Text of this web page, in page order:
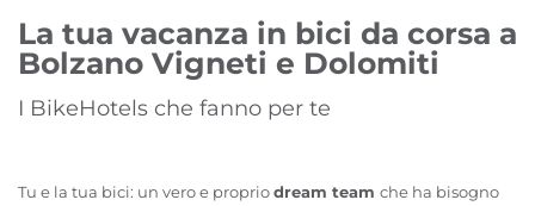
La tua vacanza in bici da corsa a
Bolzano Vigneti e Dolomiti
I BikeHotels che fanno per te
Tu e la tua bici: un vero e propriodream team che ha bisogno